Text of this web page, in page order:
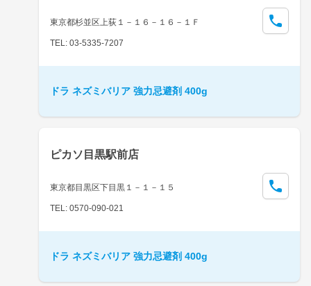
東京都杉並区上荻１－１６－１６－１Ｆ
TEL: 03-5335-7207
ドラ ネズミバリア 強力忌避剤 400g
ピカソ目黒駅前店
東京都目黒区下目黒１－１－１５
TEL: 0570-090-021
ドラ ネズミバリア 強力忌避剤 400g